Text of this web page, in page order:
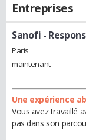
Entreprises
Sanofi -
Paris
maintenant
Une expérience
Vous avez travaillé
pas dans son